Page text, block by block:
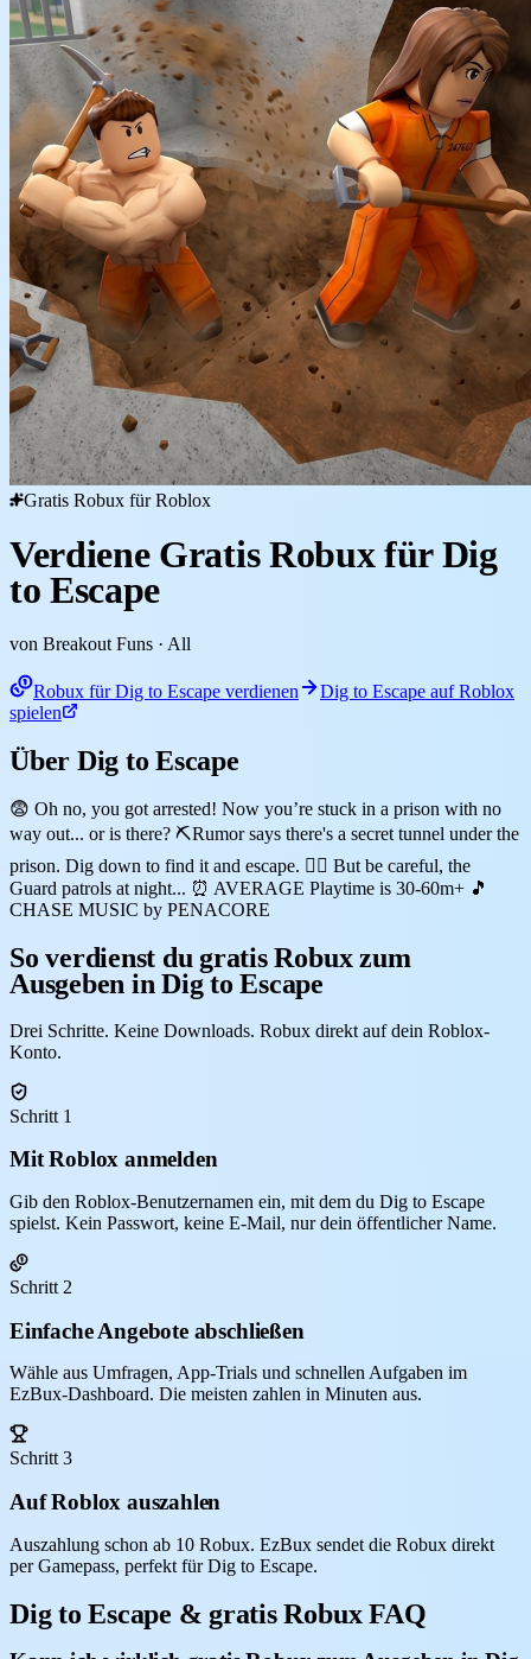
Gratis Robux für Roblox
Verdiene Gratis Robux für Dig
to Escape
von Breakout Funs · All
Robux für Dig to Escape verdienen
Dig to Escape auf Roblox
spielen
Über Dig to Escape
😨 Oh no, you got arrested! Now you’re stuck in a prison with no
way out... or is there? ⛏️Rumor says there's a secret tunnel under the
prison. Dig down to find it and escape. 👮‍♂️ But be careful, the
Guard patrols at night... ⏰ AVERAGE Playtime is 30-60m+ 🎵
CHASE MUSIC by PENACORE
So verdienst du gratis Robux zum
Ausgeben in Dig to Escape
Drei Schritte. Keine Downloads. Robux direkt auf dein Roblox-
Konto.
Schritt 1
Mit Roblox anmelden
Gib den Roblox-Benutzernamen ein, mit dem du Dig to Escape
spielst. Kein Passwort, keine E-Mail, nur dein öffentlicher Name.
Schritt 2
Einfache Angebote abschließen
Wähle aus Umfragen, App-Trials und schnellen Aufgaben im
EzBux-Dashboard. Die meisten zahlen in Minuten aus.
Schritt 3
Auf Roblox auszahlen
Auszahlung schon ab 10 Robux. EzBux sendet die Robux direkt
per Gamepass, perfekt für Dig to Escape.
Dig to Escape & gratis Robux FAQ